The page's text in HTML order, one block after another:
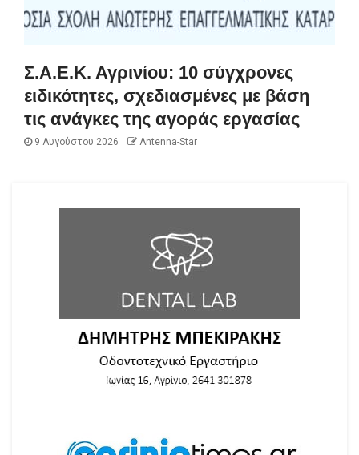
Σ.Α.Ε.Κ. Αγρινίου: 10 σύγχρονες
ειδικότητες, σχεδιασμένες με βάση
τις ανάγκες της αγοράς εργασίας
9 Αυγούστου 2026 Antenna-Star